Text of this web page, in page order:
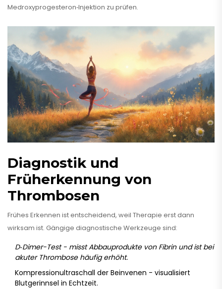
Medroxyprogesteron‑Injektion zu prüfen.
Diagnostik und
Früherkennung von
Thrombosen
Frühes Erkennen ist entscheidend, weil Therapie erst dann
wirksam ist. Gängige diagnostische Werkzeuge sind:
D‑Dimer-Test - misst Abbauprodukte von Fibrin und ist bei
akuter Thrombose häufig erhöht.
Kompressionultraschall der Beinvenen - visualisiert
Blutgerinnsel in Echtzeit.